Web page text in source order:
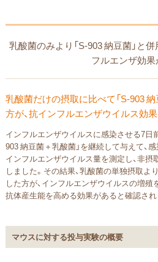
乳酸菌のみより「S-903 納豆菌」と
フルエンザ効
乳酸菌だけの摂取に比べて「S-903
方が、抗インフルエンザウイルス効
インフルエンザウイルスに感染させる7日前
903 納豆菌＋乳酸菌」を継続して与えて、
インフルエンザウイルス量を測定し、非摂
しました。その結果、乳酸菌の単独摂取よ
した方が、インフルエンザウイルスの増殖
抗体産生能を高める効果があると確認され
マウスに対する投与実験の概要